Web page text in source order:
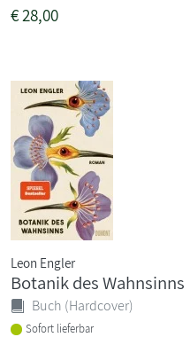
€28,00
Leon Engler
Botanik des Wahnsinns
Buch (Hardcover)
Sofort lieferbar